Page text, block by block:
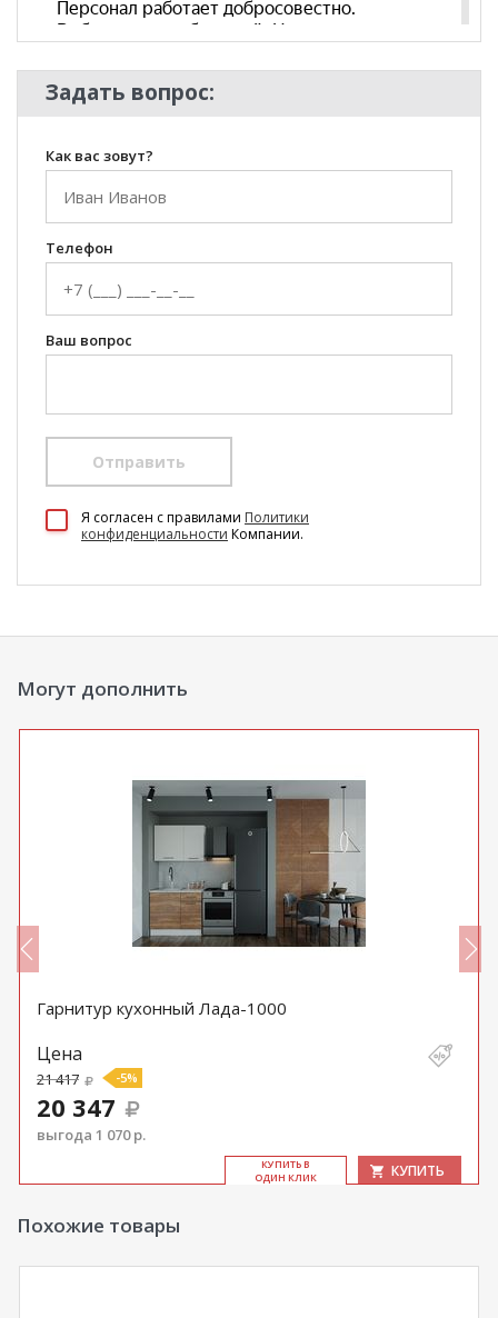
Задать вопрос:
Как вас зовут?
Телефон
Ваш вопрос
Отправить
Я согласен c правилами Политики
конфиденциальности Компании.
Могут дополнить
Гарнитур кухонный Лада-1000
Цена
21 417 -5%
20 347
выгода 1 070 р.
КУ­ПИТЬ В
ОДИН КЛИК
КУПИТЬ
Похожие товары